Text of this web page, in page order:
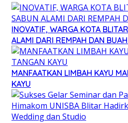
INOVATIF, WARGA KOTA
ALAMI DARI REMPAH DAN
MANFAATKAN LIMBAH KAYU
KAYU